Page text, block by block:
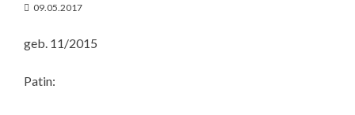
09.05.2017
geb. 11/2015
Patin: